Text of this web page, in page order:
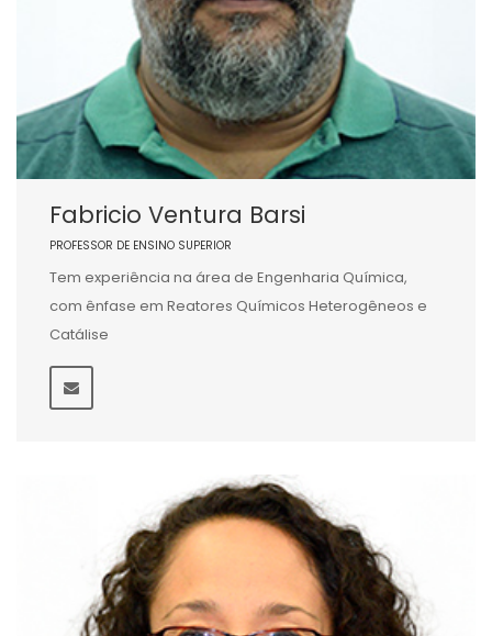
Fabricio Ventura Barsi
PROFESSOR DE ENSINO SUPERIOR
Tem experiência na área de Engenharia Química,
com ênfase em Reatores Químicos Heterogêneos e
Catálise